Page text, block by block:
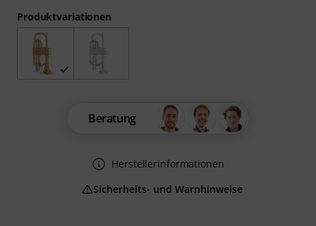
Produktvariationen
Beratung
Herstellerinformationen
Sicherheits- und Warnhinweise